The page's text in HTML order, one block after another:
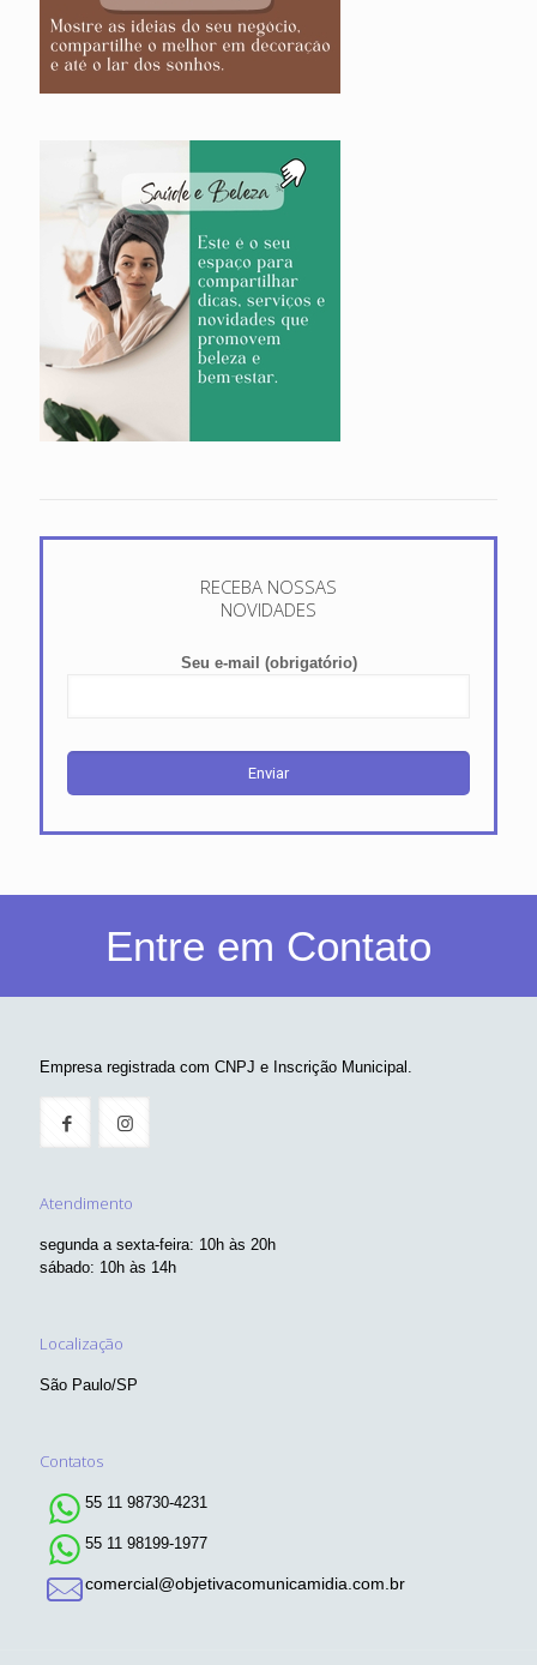
RECEBA NOSSAS
NOVIDADES
Seu e-mail (obrigatório)
Entre em Contato
Empresa registrada com CNPJ e Inscrição Municipal.
Atendimento
segunda a sexta-feira: 10h às 20h
sábado: 10h às 14h
Localização
São Paulo/SP
Contatos
55 11 98730-4231
55 11 98199-1977
comercial@objetivacomunicamidia.com.br